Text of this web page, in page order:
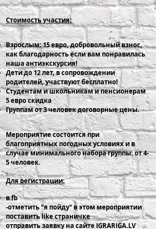
Стоимость участия:
Взрослым: 15 евро, добровольный взнос,
как благодарность если вам понравилась
наша антиэкскурсия!
Дети до 12 лет, в сопровождении
родителей, участвуют бесплатно!
Студентам и школьникам и пенсионерам
5 евро скидка
Группам от 3 человек договорные цены.
Мероприятие состоится при
благоприятных погодных условиях и в
случае минимального набора группы: от 4-
5 человек.
.
Для регистрации:
в fb
-отметить "я пойду" в этом мероприятии
поставить like страничке
отправить заявку на сайте IGRARIGA.LV